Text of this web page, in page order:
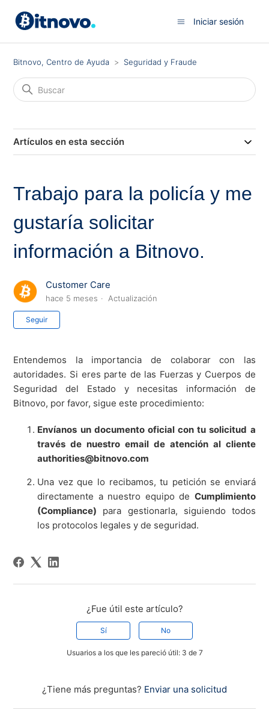
Iniciar sesión
Bitnovo, Centro de Ayuda Seguridad y Fraude
Artículos en esta sección
Trabajo para la policía y me
gustaría solicitar
información a Bitnovo.
Customer Care
hace 5 meses Actualización
Seguir
Entendemos la importancia de colaborar con las
autoridades. Si eres parte de las Fuerzas y Cuerpos de
Seguridad del Estado y necesitas información de
Bitnovo, por favor, sigue este procedimiento:
Envíanos un documento oficial con tu solicitud a
través de nuestro email de atención al cliente
authorities@bitnovo.com
Una vez que lo recibamos, tu petición se enviará
directamente a nuestro equipo de Cumplimiento
(Compliance) para gestionarla, siguiendo todos
los protocolos legales y de seguridad.
¿Fue útil este artículo?
Sí No
Usuarios a los que les pareció útil: 3 de 7
¿Tiene más preguntas? Enviar una solicitud